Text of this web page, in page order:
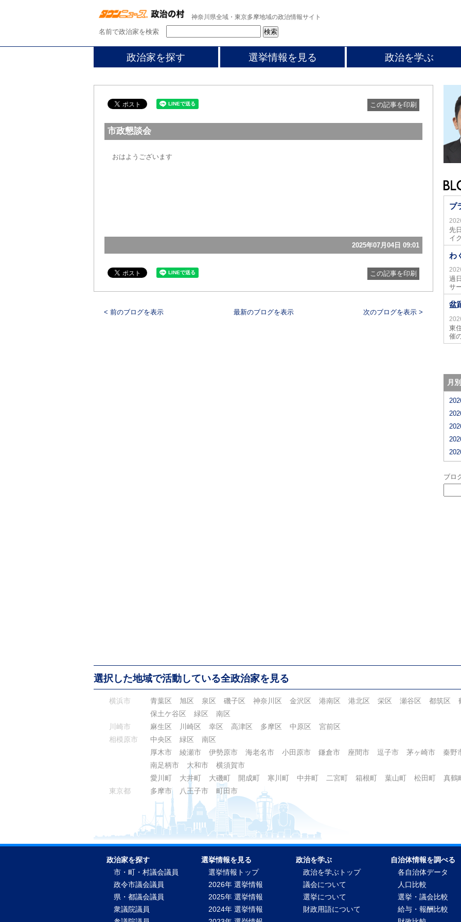
神奈川県全域・東京多摩地域の政治情報サイト
名前で政治家を検索
政治家を探す 選挙情報を見る 政治を学ぶ
この記事を印刷
市政懇談会
おはようございます
2025年07月04日 09:01
この記事を印刷
< 前のブログを表示 最新のブログを表示 次のブログを表示 >
プ
先
イ
わ
過
サ
盆
東
催
月
ブロ
選択した地域で活動している全政治家を見る
横浜市 青葉区 旭区 泉区 磯子区 神奈川区 金沢区 港南区 港北区 栄区 瀬谷区 都筑区
保土ケ谷区
緑区
南区
川崎市
麻生区 川崎区 幸区 高津区 多摩区 中原区
宮前区
相模原市
中央区 緑区
南区
厚木市
綾瀬市 伊勢原市 海老名市 小田原市 鎌倉市 座間市 逗子市 茅ヶ崎市 秦野
南足柄市
大和市
横須賀市
愛川町
大井町 大磯町 開成町 寒川町 中井町 二宮町 箱根町 葉山町 松田町 真鶴
東京都
多摩市 八王子市 町田市
政治家を探す
市・町・村議会議員
政令市議会議員
県・都議会議員
衆議院議員
選挙情報を見る
選挙情報トップ
2026年 選挙情報
2025年 選挙情報
2024年 選挙情報
政治を学ぶ
政治を学ぶトップ
議会について
選挙について
財政用語について
自治体情報を調べる
各自治体データ
人口比較
選挙・議会比較
給与・報酬比較